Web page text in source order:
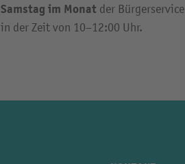
Samstag im Monatder Bürgerservice
in der Zeit von 10–12:00 Uhr.